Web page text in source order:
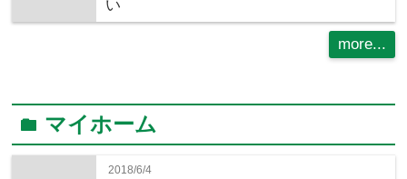
い
more...
folder マイホーム
2018/6/4